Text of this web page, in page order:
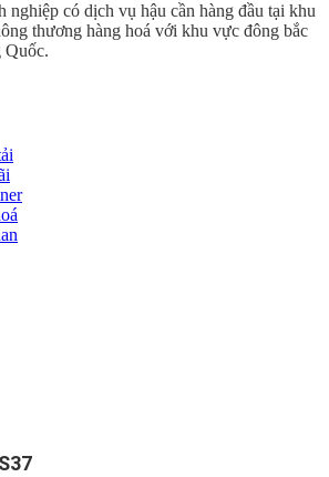
có dịch vụ hậu cần hàng đầu tại khu
thương hàng hoá với khu vực đông bắc
Quốc.